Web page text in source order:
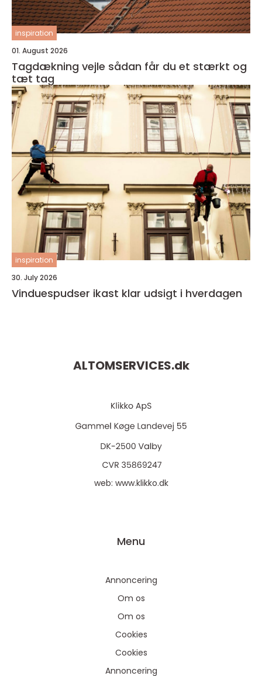
inspiration
01. August 2026
Tagdækning vejle sådan får du et stærkt og
tæt tag
inspiration
30. July 2026
Vinduespudser ikast klar udsigt i hverdagen
ALTOMSERVICES.dk
web: www.klikko.dk
Menu
Annoncering
Om os
Om os
Cookies
Cookies
Annoncering